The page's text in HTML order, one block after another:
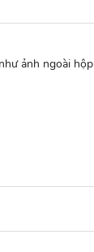
ảnh ngoài hộp